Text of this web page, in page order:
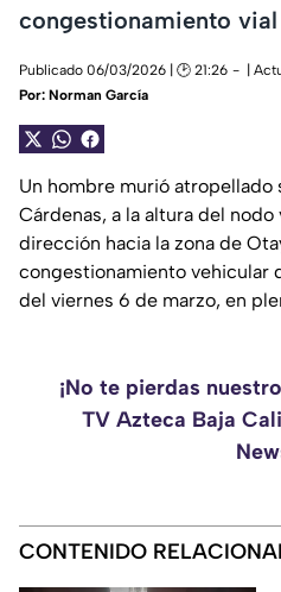
congestionamiento
Publicado 06/03/2026 | 🕑 21:26
|
Por: Norman García
Un hombre murió atropellado
Cárdenas, a la altura del nodo
dirección hacia la zona de
congestionamiento vehicular
del viernes 6 de marzo, en
¡No te pierdas
TV Azteca Baja
CONTENIDO